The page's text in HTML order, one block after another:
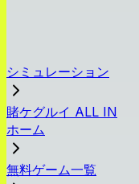
シミュレーション
賭ケグルイ ALL IN
ホーム
無料ゲーム一覧